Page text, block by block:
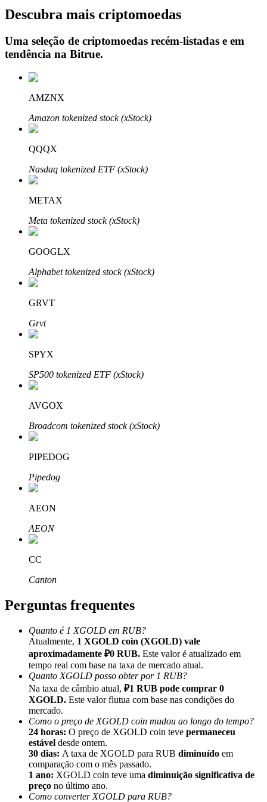
Investimento Automático
Obtenha lucro a longo prazo e interesses flexíveis
Aprenda a apostar
Aprenda como ganhar renda passiva
Bitrue
Parceiros Bitrue
Afiliados Bitrue
Até 65% de comissões!
Indicação
BTC Welcome Rewards
BTC Welcome Rewards
Descubra mais criptomoedas
Uma seleção de criptomoedas recém-listadas e em
tendência na Bitrue.
AMZNX
Amazon tokenized stock (xStock)
QQQX
Nasdaq tokenized ETF (xStock)
METAX
Meta tokenized stock (xStock)
GOOGLX
Alphabet tokenized stock (xStock)
GRVT
Grvt
SPYX
SP500 tokenized ETF (xStock)
AVGOX
Broadcom tokenized stock (xStock)
PIPEDOG
Pipedog
AEON
AEON
CC
Canton
Perguntas frequentes
Quanto é 1 XGOLD em RUB?
Atualmente, 1 XGOLD coin (XGOLD) vale
aproximadamente ₽0 RUB. Este valor é atualizado em
tempo real com base na taxa de mercado atual.
Quanto XGOLD posso obter por 1 RUB?
Na taxa de câmbio atual, ₽1 RUB pode comprar 0
XGOLD. Este valor flutua com base nas condições do
mercado.
Como o preço de XGOLD coin mudou ao longo do tempo?
24 horas: O preço de XGOLD coin teve permaneceu
estável desde ontem.
30 dias: A taxa de XGOLD para RUB diminuído em
comparação com o mês passado.
1 ano: XGOLD coin teve uma diminuição significativa de
preço no último ano.
Como converter XGOLD para RUB?